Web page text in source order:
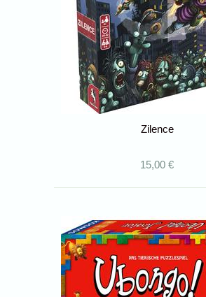
Zilence
15,00 €